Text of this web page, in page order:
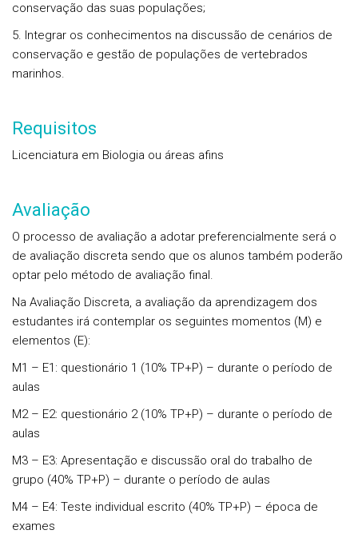
conservação das suas populações;
5. Integrar os conhecimentos na discussão de cenários de
conservação e gestão de populações de vertebrados
marinhos.
Requisitos
Licenciatura em Biologia ou áreas afins
Avaliação
O processo de avaliação a adotar preferencialmente será o
de avaliação discreta sendo que os alunos também poderão
optar pelo método de avaliação final.
Na Avaliação Discreta, a avaliação da aprendizagem dos
estudantes irá contemplar os seguintes momentos (M) e
elementos (E):
M1 – E1: questionário 1 (10% TP+P) – durante o período de
aulas
M2 – E2: questionário 2 (10% TP+P) – durante o período de
aulas
M3 – E3: Apresentação e discussão oral do trabalho de
grupo (40% TP+P) – durante o período de aulas
M4 – E4: Teste individual escrito (40% TP+P) – época de
exames